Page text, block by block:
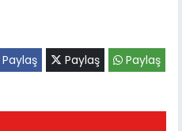
Paylaş Paylaş Paylaş